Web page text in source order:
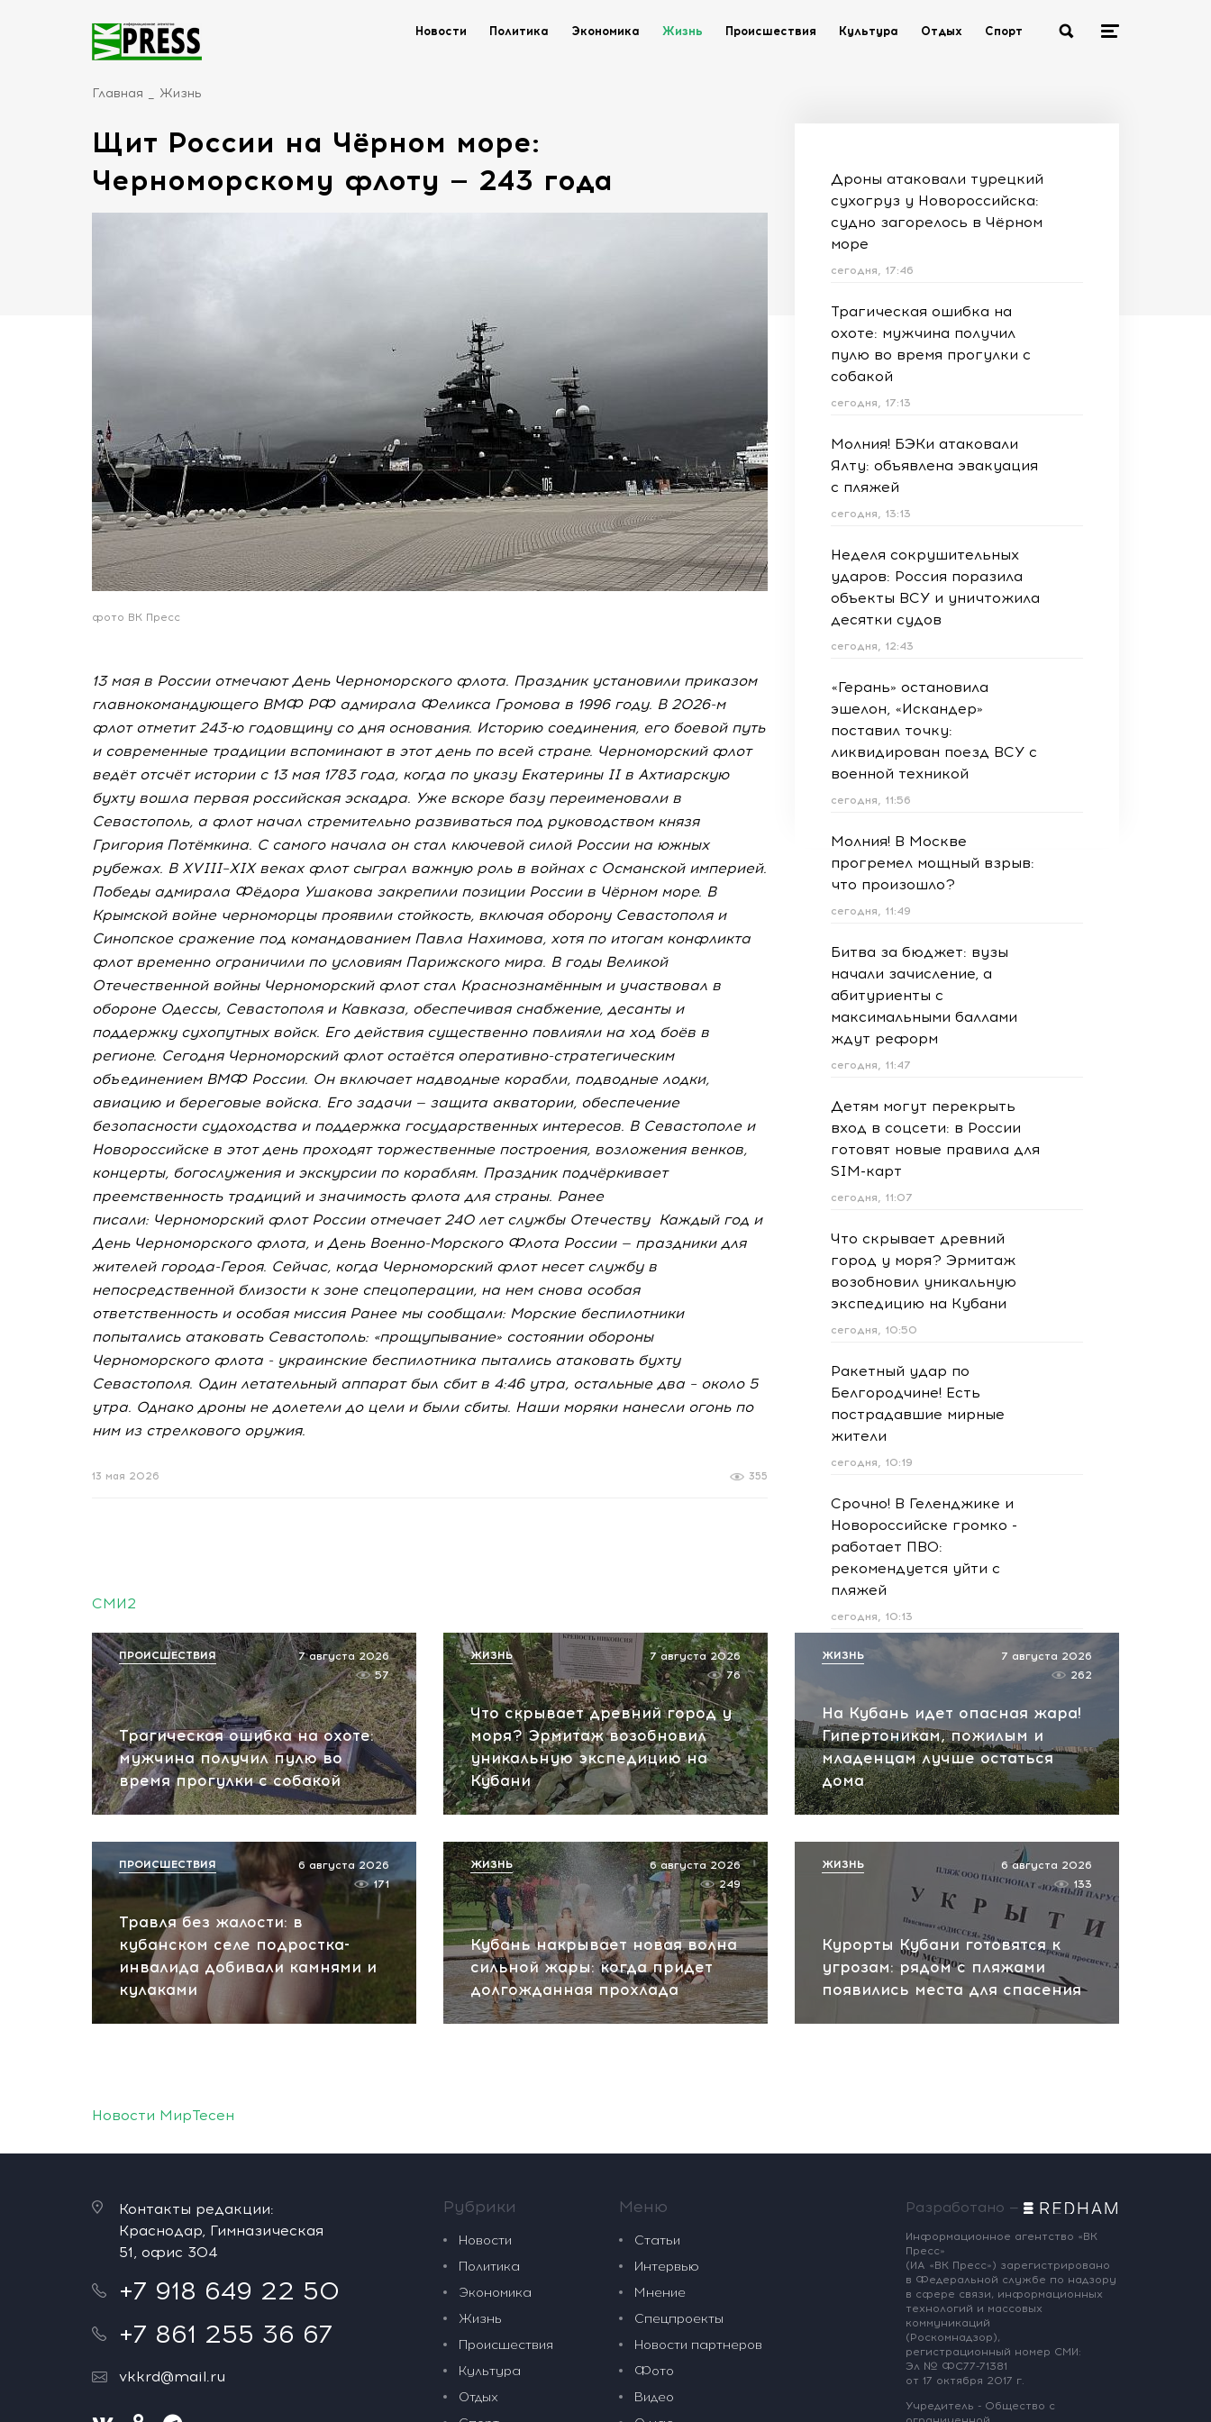
Новости Политика Экономика Жизнь Происшествия Культура Отдых Спорт
Главная Жизнь
Щит России на Чёрном море:
Черноморскому флоту — 243 года
фото ВК Пресс
13 мая в России отмечают День Черноморского флота. Праздник установили приказом
главнокомандующего ВМФ РФ адмирала Феликса Громова в 1996 году. В 2026-м
флот отметит 243-ю годовщину со дня основания. Историю соединения, его боевой путь
и современные традиции вспоминают в этот день по всей стране. Черноморский флот
ведёт отсчёт истории с 13 мая 1783 года, когда по указу Екатерины II в Ахтиарскую
бухту вошла первая российская эскадра. Уже вскоре базу переименовали в
Севастополь, а флот начал стремительно развиваться под руководством князя
Григория Потёмкина. С самого начала он стал ключевой силой России на южных
рубежах. В XVIII–XIX веках флот сыграл важную роль в войнах с Османской империей.
Победы адмирала Фёдора Ушакова закрепили позиции России в Чёрном море. В
Крымской войне черноморцы проявили стойкость, включая оборону Севастополя и
Синопское сражение под командованием Павла Нахимова, хотя по итогам конфликта
флот временно ограничили по условиям Парижского мира. В годы Великой
Отечественной войны Черноморский флот стал Краснознамённым и участвовал в
обороне Одессы, Севастополя и Кавказа, обеспечивая снабжение, десанты и
поддержку сухопутных войск. Его действия существенно повлияли на ход боёв в
регионе. Сегодня Черноморский флот остаётся оперативно-стратегическим
объединением ВМФ России. Он включает надводные корабли, подводные лодки,
авиацию и береговые войска. Его задачи — защита акватории, обеспечение
безопасности судоходства и поддержка государственных интересов. В Севастополе и
Новороссийске в этот день проходят торжественные построения, возложения венков,
концерты, богослужения и экскурсии по кораблям. Праздник подчёркивает
преемственность традиций и значимость флота для страны. Ранее
писали: Черноморский флот России отмечает 240 лет службы Отечеству Каждый год и
День Черноморского флота, и День Военно-Морского Флота России — праздники для
жителей города-Героя. Сейчас, когда Черноморский флот несет службу в
непосредственной близости к зоне спецоперации, на нем снова особая
ответственность и особая миссия Ранее мы сообщали: Морские беспилотники
попытались атаковать Севастополь: «прощупывание» состоянии обороны
Черноморского флота - украинские беспилотника пытались атаковать бухту
Севастополя. Один летательный аппарат был сбит в 4:46 утра, остальные два – около 5
утра. Однако дроны не долетели до цели и были сбиты. Наши моряки нанесли огонь по
ним из стрелкового оружия.
355
13 мая 2026
Дроны атаковали турецкий
сухогруз у Новороссийска:
судно загорелось в Чёрном
море
сегодня, 17:46
Трагическая ошибка на
охоте: мужчина получил
пулю во время прогулки с
собакой
сегодня, 17:13
Молния! БЭКи атаковали
Ялту: объявлена эвакуация
с пляжей
сегодня, 13:13
Неделя сокрушительных
ударов: Россия поразила
объекты ВСУ и уничтожила
десятки судов
сегодня, 12:43
«Герань» остановила
эшелон, «Искандер»
поставил точку:
ликвидирован поезд ВСУ с
военной техникой
сегодня, 11:56
Молния! В Москве
прогремел мощный взрыв:
что произошло?
сегодня, 11:49
Битва за бюджет: вузы
начали зачисление, а
абитуриенты с
максимальными баллами
ждут реформ
сегодня, 11:47
Детям могут перекрыть
вход в соцсети: в России
готовят новые правила для
SIM-карт
сегодня, 11:07
Что скрывает древний
город у моря? Эрмитаж
возобновил уникальную
экспедицию на Кубани
сегодня, 10:50
Ракетный удар по
Белгородчине! Есть
пострадавшие мирные
жители
сегодня, 10:19
Срочно! В Геленджике и
Новороссийске громко -
работает ПВО:
рекомендуется уйти с
пляжей
сегодня, 10:13
НАТО планирует и
руководит терактами в
России! Сенсационное
заявление хакеров
сегодня, 10:07
СМИ2
Трагическая ошибка на охоте:
мужчина получил пулю во
время прогулки с собакой
7 августа 2026
57
ПРОИСШЕСТВИЯ
Что скрывает древний город у
моря? Эрмитаж возобновил
уникальную экспедицию на
Кубани
7 августа 2026
76
ЖИЗНЬ
На Кубань идет опасная жара!
Гипертоникам, пожилым и
младенцам лучше остаться
дома
7 августа 2026
262
ЖИЗНЬ
Травля без жалости: в
кубанском селе подростка-
инвалида добивали камнями и
кулаками
6 августа 2026
171
ПРОИСШЕСТВИЯ
Кубань накрывает новая волна
сильной жары: когда придет
долгожданная прохлада
6 августа 2026
249
ЖИЗНЬ
Курорты Кубани готовятся к
угрозам: рядом с пляжами
появились места для спасения
6 августа 2026
133
ЖИЗНЬ
Новости МирТесен
Контакты редакции:
Краснодар, Гимназическая
51, офис 304
+7 918 649 22 50
+7 861 255 36 67
vkkrd@mail.ru
Рубрики
Новости
Политика
Экономика
Жизнь
Происшествия
Культура
Отдых
Меню
Статьи
Интервью
Мнение
Спецпроекты
Новости партнеров
Фото
Видео
Разработано —
Информационное агентство «ВК
Пресс»
(ИА «ВК Пресс») зарегистрировано
в Федеральной службе по надзору
в сфере связи, информационных
технологий и массовых
коммуникаций
(Роскомнадзор),
регистрационный номер СМИ:
Эл № ФС77-71381
от 17 октября 2017 г.
Учредитель - Общество с